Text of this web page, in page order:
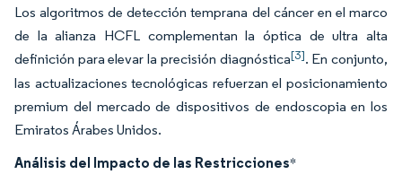
Los algoritmos de detección temprana del cáncer en el marco
de la alianza HCFL complementan la óptica de ultra alta
definición para elevar la precisión diagnóstica[3]. En conjunto,
las actualizaciones tecnológicas refuerzan el posicionamiento
premium del mercado de dispositivos de endoscopia en los
Emiratos Árabes Unidos.
Análisis del Impacto de las Restricciones*